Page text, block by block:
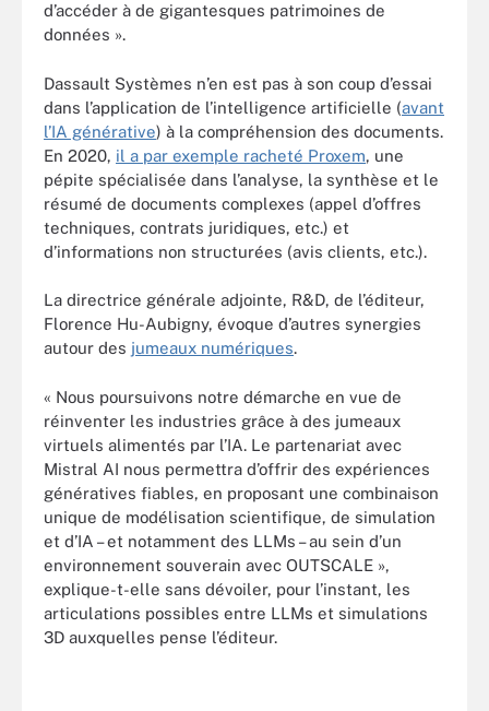
d’accéder à de gigantesques patrimoines de
données ».
Dassault Systèmes n’en est pas à son coup d’essai
dans l’application de l’intelligence artificielle (avant
l’IA générative) à la compréhension des documents.
En 2020, il a par exemple racheté Proxem, une
pépite spécialisée dans l’analyse, la synthèse et le
résumé de documents complexes (appel d’offres
techniques, contrats juridiques, etc.) et
d’informations non structurées (avis clients, etc.).
La directrice générale adjointe, R&D, de l’éditeur,
Florence Hu-Aubigny, évoque d’autres synergies
autour des jumeaux numériques.
« Nous poursuivons notre démarche en vue de
réinventer les industries grâce à des jumeaux
virtuels alimentés par l’IA. Le partenariat avec
Mistral AI nous permettra d’offrir des expériences
génératives fiables, en proposant une combinaison
unique de modélisation scientifique, de simulation
et d’IA – et notamment des LLMs – au sein d’un
environnement souverain avec OUTSCALE »,
explique-t-elle sans dévoiler, pour l’instant, les
articulations possibles entre LLMs et simulations
3D auxquelles pense l’éditeur.